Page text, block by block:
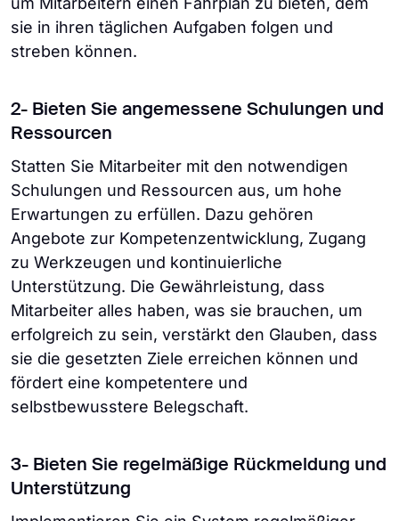
sie in ihren täglichen Aufgaben folgen und
streben können.
2- Bieten Sie angemessene Schulungen und
Ressourcen
Statten Sie Mitarbeiter mit den notwendigen
Schulungen und Ressourcen aus, um hohe
Erwartungen zu erfüllen. Dazu gehören
Angebote zur Kompetenzentwicklung, Zugang
zu Werkzeugen und kontinuierliche
Unterstützung. Die Gewährleistung, dass
Mitarbeiter alles haben, was sie brauchen, um
erfolgreich zu sein, verstärkt den Glauben, dass
sie die gesetzten Ziele erreichen können und
fördert eine kompetentere und
selbstbewusstere Belegschaft.
3- Bieten Sie regelmäßige Rückmeldung und
Unterstützung